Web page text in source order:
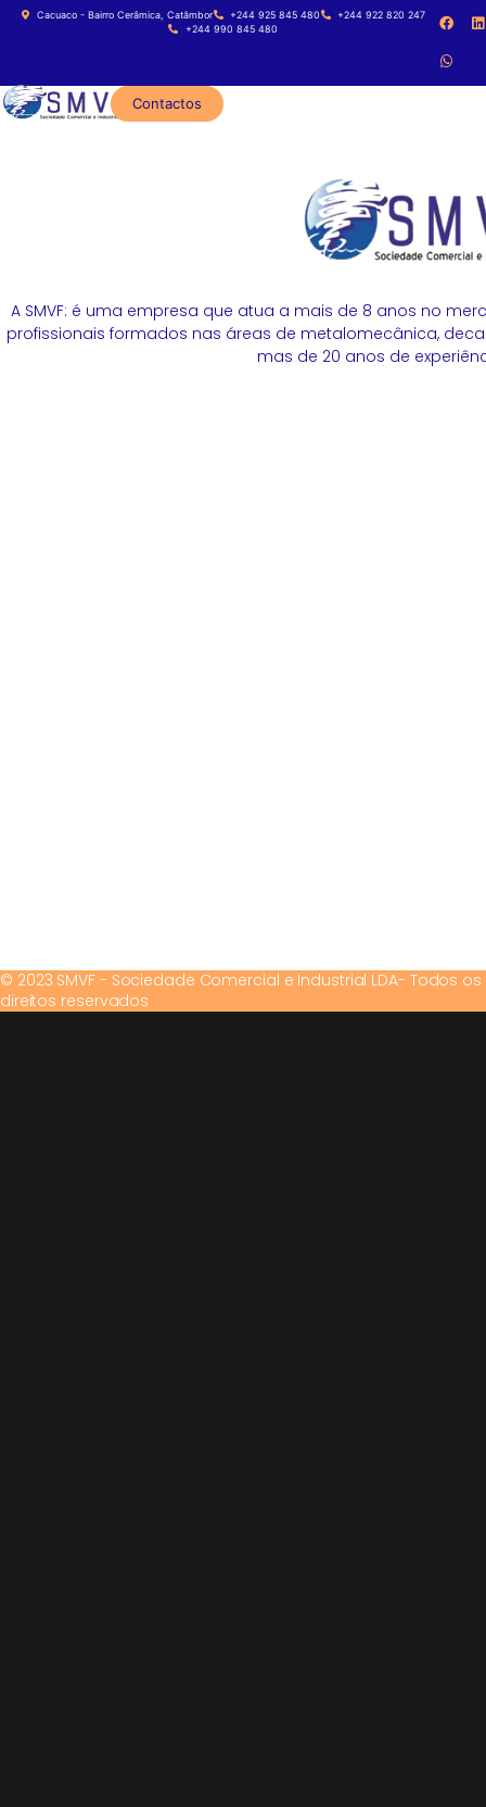
Cacuaco - Bairro Cerâmica, Catâmbor +244 925 845 480
+244 922 820 247
+244 990 845 480
Contactos
A SMVF: é uma empresa que atua a mais de 8 anos no
profissionais formados nas áreas de metalomecânica,
mas de 20 anos de
© 2023 SMVF - Sociedade Comercial e Industrial LDA- Todos os
direitos reservados